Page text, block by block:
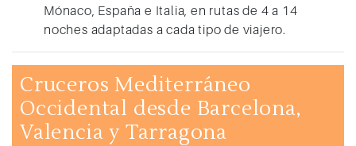
Mónaco, España e Italia, en rutas de 4 a 14
noches adaptadas a cada tipo de viajero.
Cruceros Mediterráneo
Occidental desde Barcelona,
Valencia y Tarragona